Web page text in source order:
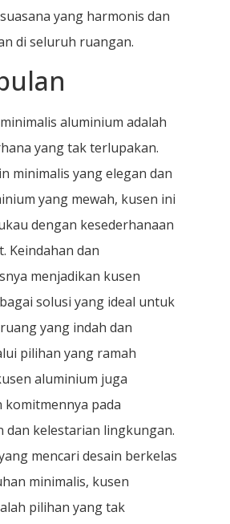
yang harmonis dan
di seluruh ruangan.
aluminium adalah
yang tak terlupakan.
minimalis yang elegan dan
yang mewah, kusen ini
dengan kesederhanaan
Keindahan dan
menjadikan kusen
solusi yang ideal untuk
yang indah dan
pilihan yang ramah
aluminium juga
komitmennya pada
dan kelestarian lingkungan.
mencari desain berkelas
minimalis, kusen
pilihan yang tak